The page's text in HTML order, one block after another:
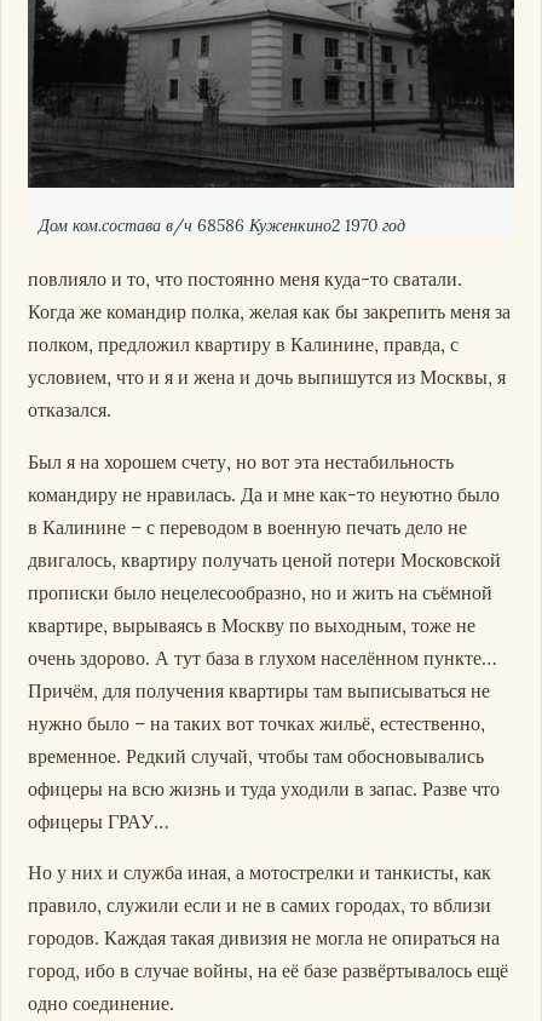
Дом ком.состава в/ч 68586 Куженкино2 1970 год
повлияло и то, что постоянно меня куда-то сватали.
Когда же командир полка, желая как бы закрепить меня за
полком, предложил квартиру в Калинине, правда, с
условием, что и я и жена и дочь выпишутся из Москвы, я
отказался.
Был я на хорошем счету, но вот эта нестабильность
командиру не нравилась. Да и мне как-то неуютно было
в Калинине – с переводом в военную печать дело не
двигалось, квартиру получать ценой потери Московской
прописки было нецелесообразно, но и жить на съёмной
квартире, вырываясь в Москву по выходным, тоже не
очень здорово. А тут база в глухом населённом пункте…
Причём, для получения квартиры там выписываться не
нужно было – на таких вот точках жильё, естественно,
временное. Редкий случай, чтобы там обосновывались
офицеры на всю жизнь и туда уходили в запас. Разве что
офицеры ГРАУ…
Но у них и служба иная, а мотострелки и танкисты, как
правило, служили если и не в самих городах, то вблизи
городов. Каждая такая дивизия не могла не опираться на
город, ибо в случае войны, на её базе развёртывалось ещё
одно соединение.